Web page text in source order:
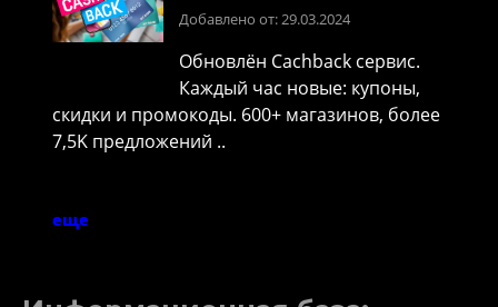
Добавлено от: 29.03.2024
Обновлён Cachback сервис.
Каждый час новые: купоны,
скидки и промокоды. 600+ магазинов, более
7,5K предложений ..
еще